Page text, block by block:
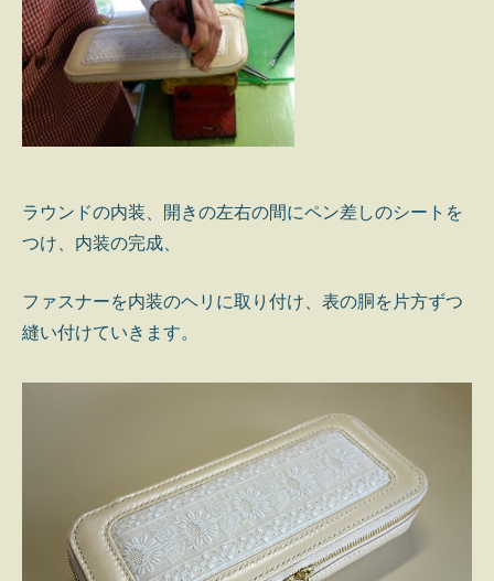
ラウンドの内装、開きの左右の間にペン差しのシートを
つけ、内装の完成、
ファスナーを内装のヘリに取り付け、表の胴を片方ずつ
縫い付けていきます。